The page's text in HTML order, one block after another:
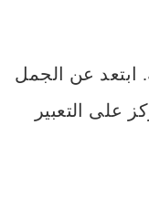
ابتعد عن الجمل
على التعبير